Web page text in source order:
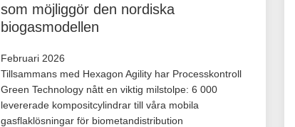
som möjliggör den nordiska
biogasmodellen
Februari 2026
Tillsammans med Hexagon Agility har Processkontroll
Green Technology nått en viktig milstolpe: 6 000
levererade kompositcylindrar till våra mobila
gasflaklösningar för biometandistribution